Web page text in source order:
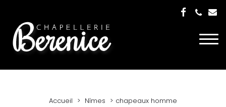
Accueil Nîmes chapeaux homme